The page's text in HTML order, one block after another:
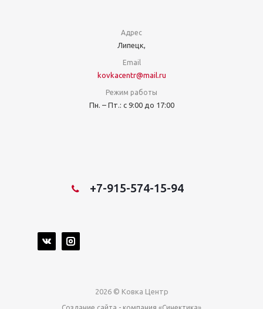
Адрес
Липецк,
Email
kovkacentr@mail.ru
Режим работы
Пн. – Пт.: с 9:00 до 17:00
+7-915-574-15-94
2026 © Ковка Центр